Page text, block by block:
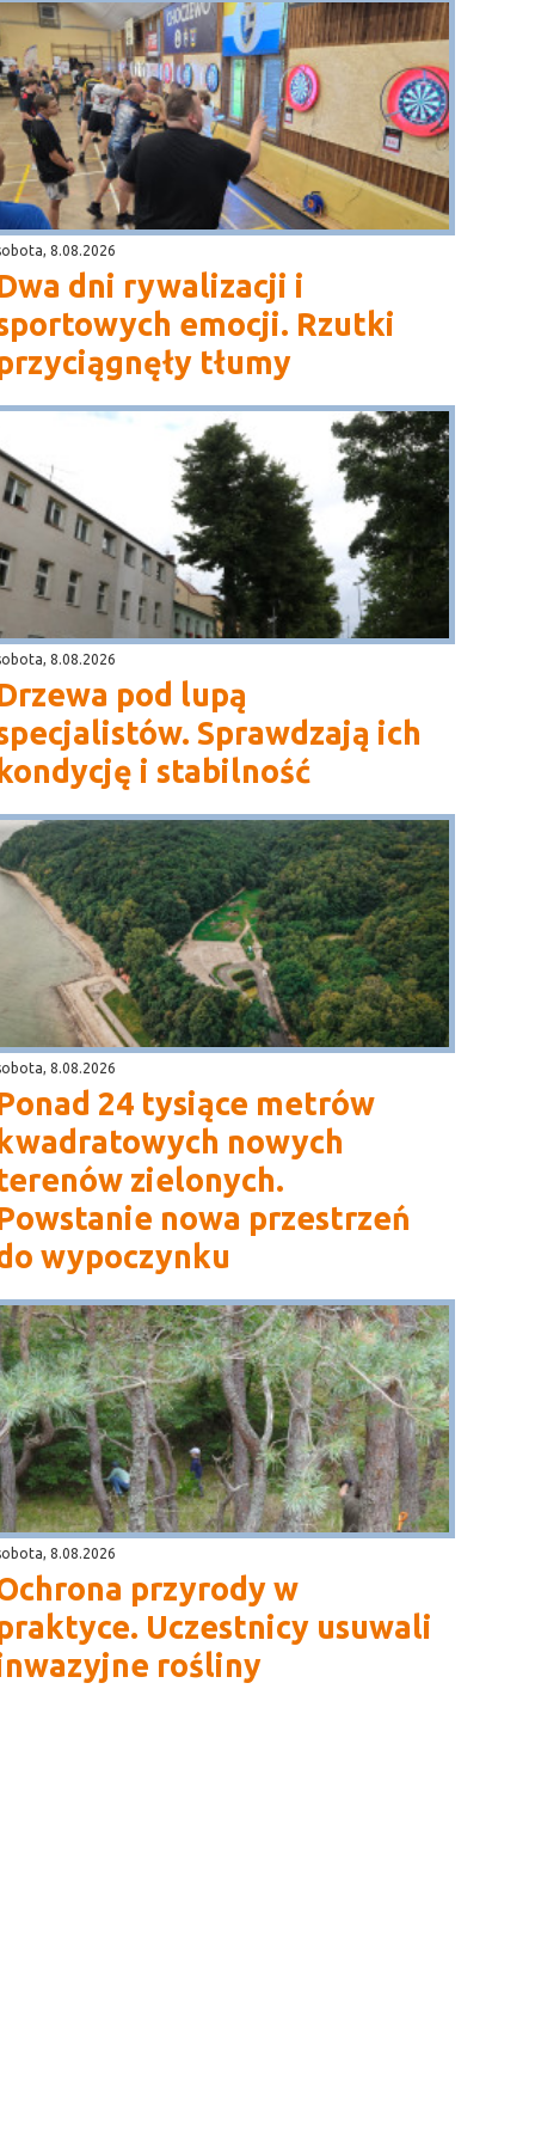
8.08.2026
dni rywalizacji i
emocji. Rzutki
tłumy
8.08.2026
pod lupą
Sprawdzają ich
kondycję i stabilność
8.08.2026
24 tysiące metrów
kwadratowych nowych
zielonych.
nowa przestrzeń
wypoczynku
8.08.2026
przyrody w
Uczestnicy usuwali
rośliny